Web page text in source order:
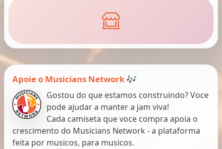
Apoie o Musicians Network 🎶
Gostou do que estamos construindo? Voce
pode ajudar a manter a jam viva!
Cada camiseta que voce compra apoia o
crescimento do Musicians Network - a plataforma
feita por musicos, para musicos.